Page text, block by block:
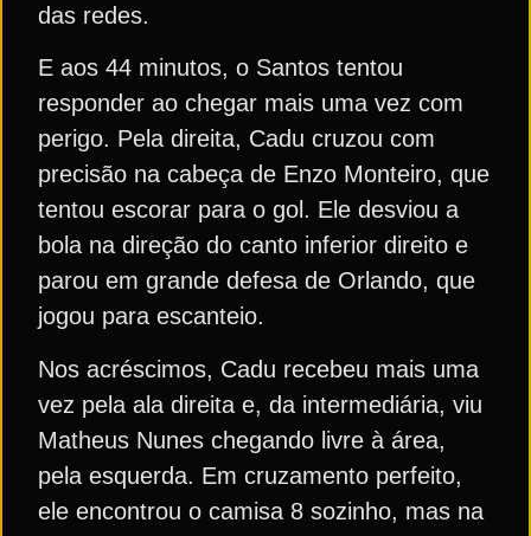
das redes.
E aos 44 minutos, o Santos tentou
responder ao chegar mais uma vez com
perigo. Pela direita, Cadu cruzou com
precisão na cabeça de Enzo Monteiro, que
tentou escorar para o gol. Ele desviou a
bola na direção do canto inferior direito e
parou em grande defesa de Orlando, que
jogou para escanteio.
Nos acréscimos, Cadu recebeu mais uma
vez pela ala direita e, da intermediária, viu
Matheus Nunes chegando livre à área,
pela esquerda. Em cruzamento perfeito,
ele encontrou o camisa 8 sozinho, mas na